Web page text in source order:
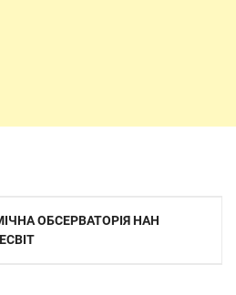
ОБСЕРВАТОРІЯ НАН